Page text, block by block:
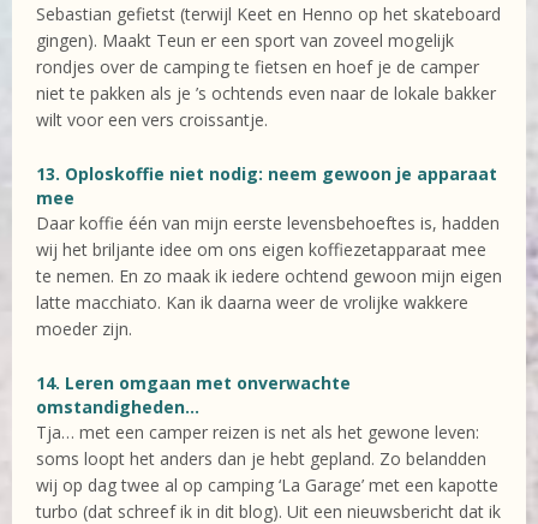
Sebastian gefietst (terwijl Keet en Henno op het skateboard
gingen). Maakt Teun er een sport van zoveel mogelijk
rondjes over de camping te fietsen en hoef je de camper
niet te pakken als je ’s ochtends even naar de lokale bakker
wilt voor een vers croissantje.
13. Oploskoffie niet nodig: neem gewoon je apparaat
mee
Daar koffie één van mijn eerste levensbehoeftes is, hadden
wij het briljante idee om ons eigen koffiezetapparaat mee
te nemen. En zo maak ik iedere ochtend gewoon mijn eigen
latte macchiato. Kan ik daarna weer de vrolijke wakkere
moeder zijn.
14. Leren omgaan met onverwachte
omstandigheden…
Tja… met een camper reizen is net als het gewone leven:
soms loopt het anders dan je hebt gepland. Zo belandden
wij op dag twee al op camping ‘La Garage’ met een kapotte
turbo (dat schreef ik in dit blog). Uit een nieuwsbericht dat ik